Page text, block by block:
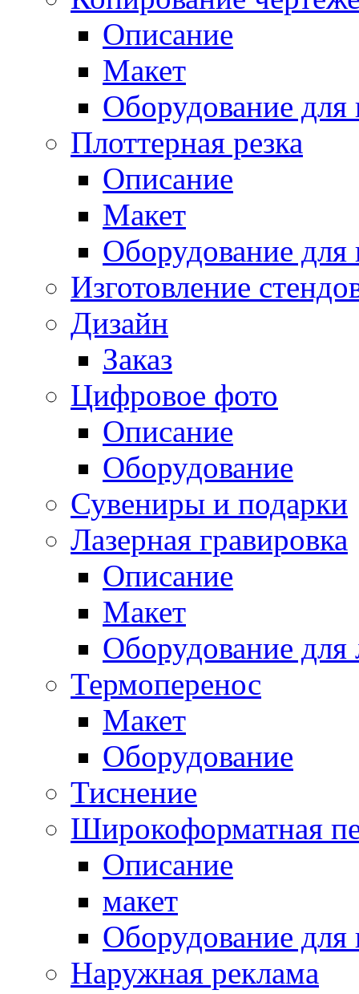
Описание
Макет
Оборудование для
Плоттерная резка
Описание
Макет
Оборудование для
Изготовление
Дизайн
Заказ
Цифровое фото
Описание
Оборудование
Сувениры и подарки
Лазерная гравировка
Описание
Макет
Оборудование для
Термоперенос
Макет
Оборудование
Тиснение
Широкоформатная
Описание
макет
Оборудование
Наружная реклама